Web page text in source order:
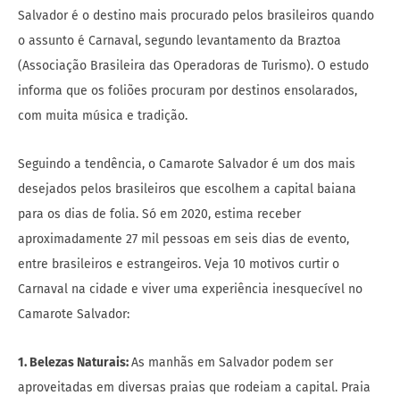
Salvador é o destino mais procurado pelos brasileiros quando
o assunto é Carnaval, segundo levantamento da Braztoa
(Associação Brasileira das Operadoras de Turismo). O estudo
informa que os foliões procuram por destinos ensolarados,
com muita música e tradição.
Seguindo a tendência, o Camarote Salvador é um dos mais
desejados pelos brasileiros que escolhem a capital baiana
para os dias de folia. Só em 2020, estima receber
aproximadamente 27 mil pessoas em seis dias de evento,
entre brasileiros e estrangeiros. Veja 10 motivos curtir o
Carnaval na cidade e viver uma experiência inesquecível no
Camarote Salvador:
1. Belezas Naturais:As manhãs em Salvador podem ser
aproveitadas em diversas praias que rodeiam a capital. Praia